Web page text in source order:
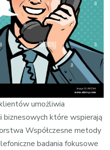
umożliwia
biznesowych które wspierają
Współczesne metody
badania fokusowe